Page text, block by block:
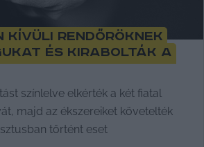
kívüli rendőröknek
és kirabolták a
színlelve elkérték a két fiatal
majd az ékszereiket követelték
történt eset